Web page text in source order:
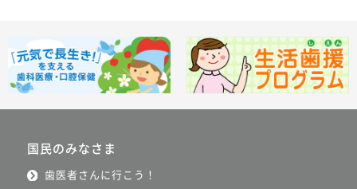
国民のみなさま
歯医者さんに行こう！